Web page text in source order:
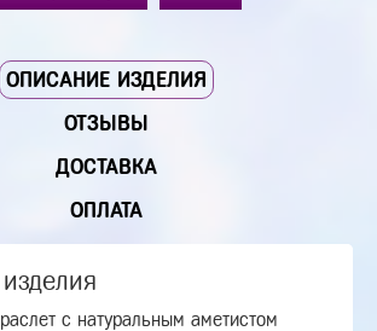
ОПИСАНИЕ ИЗДЕЛИЯ
ОТЗЫВЫ
ДОСТАВКА
ОПЛАТА
с натуральным аметистом